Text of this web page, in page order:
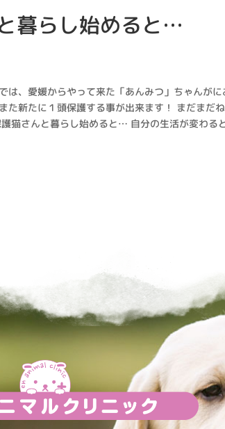
暮らし始めると…
は、愛媛からやって来た「あんみつ」ちゃんが
た新たに１頭保護する事が出来ます！ まだまだ
猫さんと暮らし始めると… 自分の生活が変わ